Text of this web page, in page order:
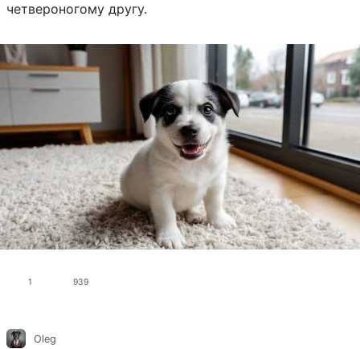
четвероногому другу.
1 939
Oleg